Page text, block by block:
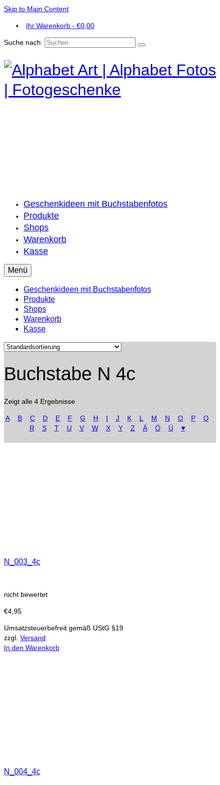
Skip to Main Content
Ihr Warenkorb - €0,00
Suche nach:
Geschenkideen mit Buchstabenfotos
Produkte
Shops
Warenkorb
Kasse
Menü
Geschenkideen mit Buchstabenfotos
Produkte
Shops
Warenkorb
Kasse
Buchstabe N 4c
Zeigt alle 4 Ergebnisse
A B C D E F G H I J K L M N O P
Q
R
S T U V W X Y Z Ä Ö Ü ♥
N_003_4c
nicht bewertet
€4,95
Umsatzsteuerbefreit gemäß UStG §19
zzgl. Versand
In den Warenkorb
N_004_4c